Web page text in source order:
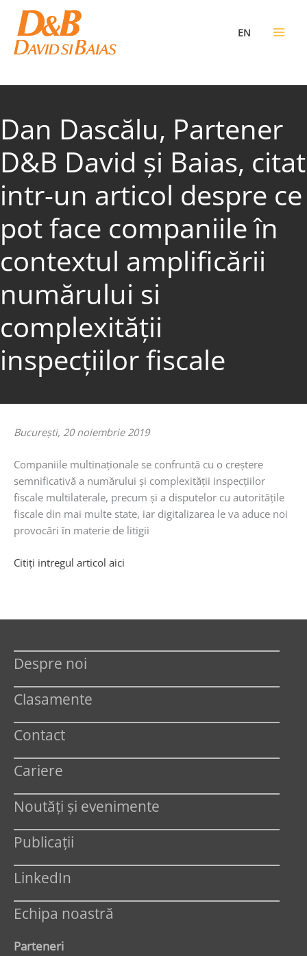
content
EN
Dan Dascălu, Partener
D&B David și Baias, citat
intr-un articol despre ce
pot face companiile în
contextul amplificării
numărului si
complexității
inspecțiilor fiscale
Bucureşti, 20 noiembrie 2019
Companiile multinaţionale se confruntă cu o creştere
semnificativă a numărului şi complexităţii inspecţiilor
fiscale multilaterale, precum şi a disputelor cu autorităţile
fiscale din mai multe state, iar digitalizarea le va aduce noi
provocări în materie de litigii
Citiţi intregul articol aici
Despre noi
Clasamente
Contact
Cariere
Noutăți și evenimente
Publicații
LinkedIn
Echipa noastră
Parteneri